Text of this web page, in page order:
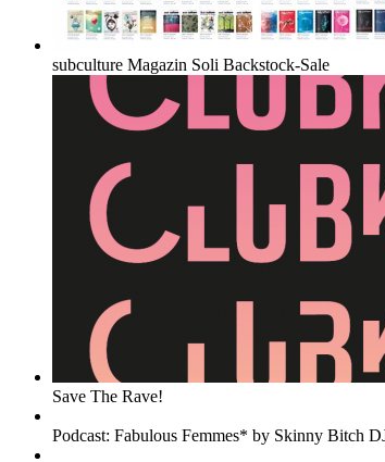
subculture Magazin Soli Backstock-Sale
Save The Rave!
Podcast: Fabulous Femmes* by Skinny Bitch